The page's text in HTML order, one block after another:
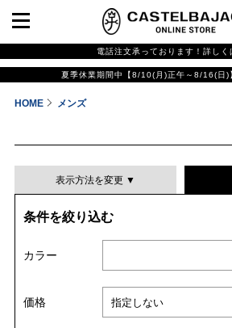
電話注文承っております！詳しく
夏季休業期間中【8/10(月)正午～8/16(日)
HOME メンズ
表示方法を変更 ▼
条件を絞り込む
カラー
価格